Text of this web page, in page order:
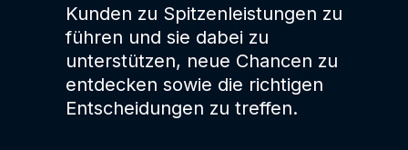
Kunden zu Spitzenleistungen zu
führen und sie dabei zu
unterstützen, neue Chancen zu
entdecken sowie die richtigen
Entscheidungen zu treffen.